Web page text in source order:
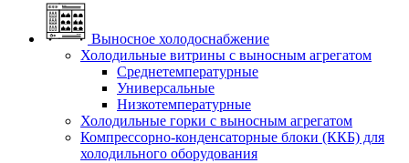
Выносное холодоснабжение
Холодильные витрины с выносным агрегатом
Среднетемпературные
Универсальные
Низкотемпературные
Холодильные горки с выносным агрегатом
Компрессорно-конденсаторные блоки (ККБ) для
холодильного оборудования